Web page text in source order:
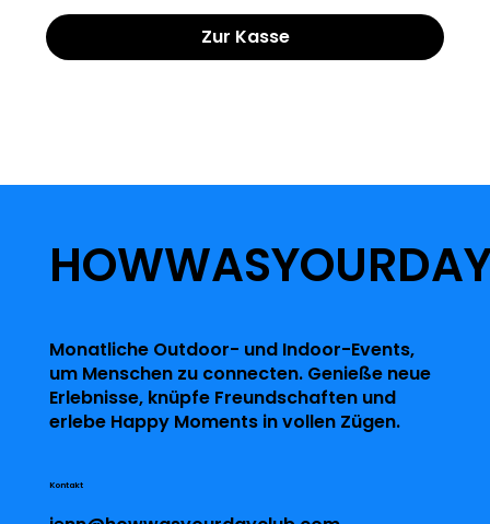
Zur Kasse
Monatliche Outdoor- und Indoor-Events,
um Menschen zu connecten. Genieße neue
Erlebnisse, knüpfe Freundschaften und
erlebe Happy Moments in vollen Zügen.
Kontakt